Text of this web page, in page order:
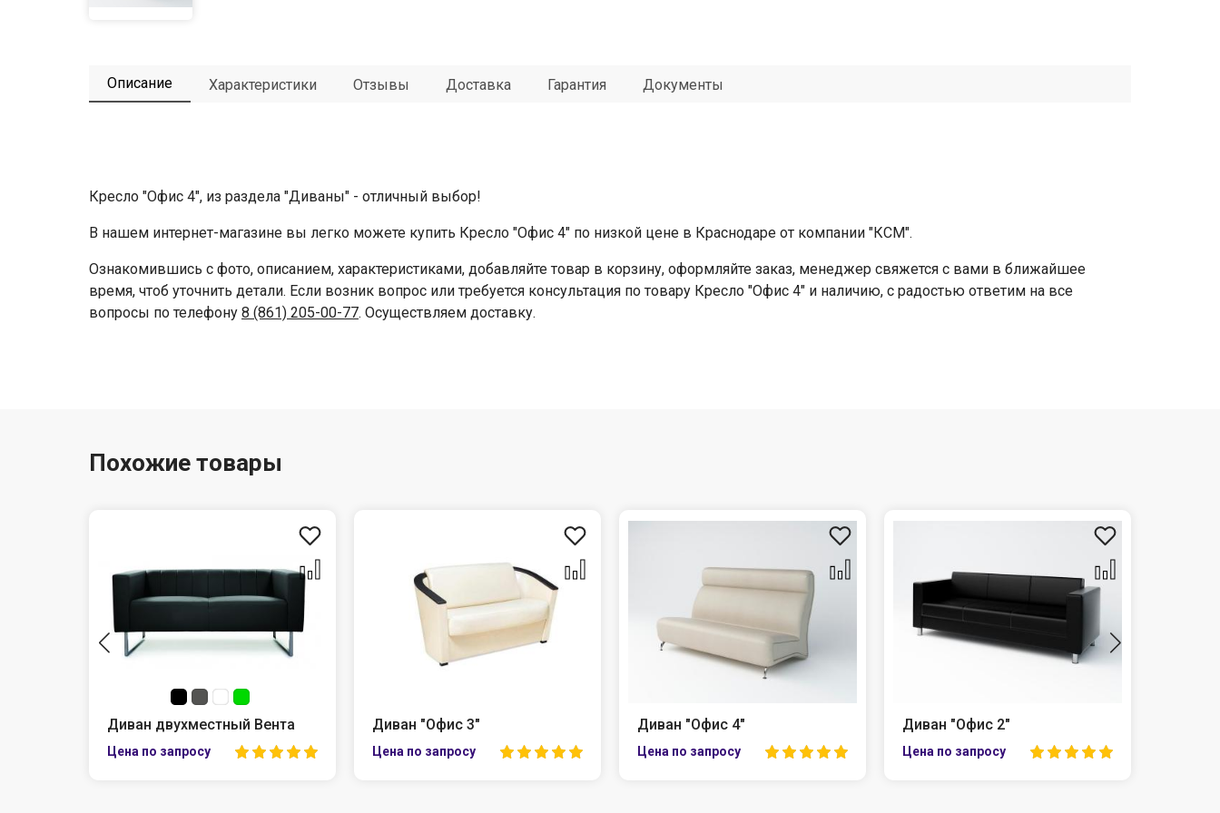
Описание Характеристики Отзывы Доставка Гарантия Документы
Кресло "Офис 4", из раздела "Диваны" - отличный выбор!
В нашем интернет-магазине вы легко можете купить Кресло "Офис 4" по низкой цене в Краснодаре от компании "КСМ".
Ознакомившись с фото, описанием, характеристиками, добавляйте товар в корзину, оформляйте заказ, менеджер свяжется с вами в ближайшее
время, чтоб уточнить детали. Если возник вопрос или требуется консультация по товару Кресло "Офис 4" и наличию, с радостью ответим на все
вопросы по телефону 8 (861) 205-00-77. Осуществляем доставку.
Похожие товары
Диван двухместный Вента Диван "Офис 3" Диван "Офис 4" Диван "Офис 2"